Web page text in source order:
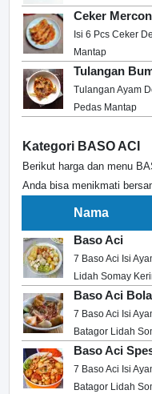
Ceker Mercon
Isi 6 Pcs Ceker
Mantap
Tulangan
Tulangan Ayam
Pedas Mantap
Kategori BASO ACI
Berikut harga dan menu
Anda bisa menikmati
Nama
Baso Aci
7 Baso Aci Isi
Lidah Somay
Baso Aci
7 Baso Aci Isi
Batagor Lidah
Baso Aci
7 Baso Aci Isi
Batagor Lidah